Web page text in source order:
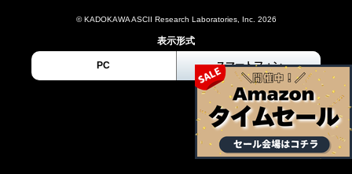
© KADOKAWA ASCII Research Laboratories, Inc. 2026
表示形式
PC スマートフォン